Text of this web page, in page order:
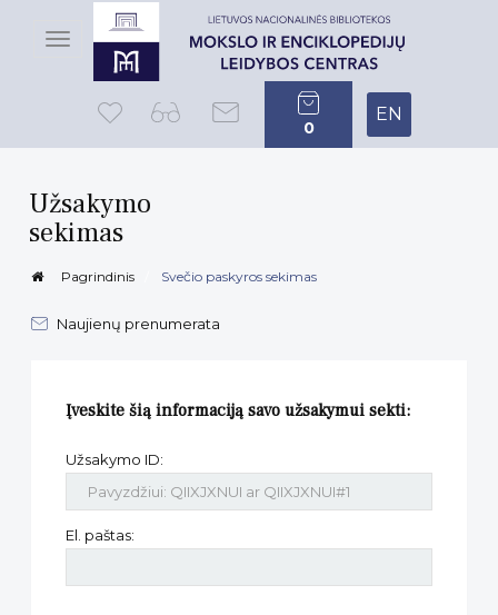
Toggle
navigation
0
EN
Užsakymo
sekimas
Pagrindinis Svečio paskyros sekimas
Naujienų prenumerata
Įveskite šią informaciją savo užsakymui sekti:
Užsakymo ID:
El. paštas: